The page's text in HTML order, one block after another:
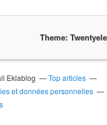
Theme:
Eklablog
Top articles
et données personnelles